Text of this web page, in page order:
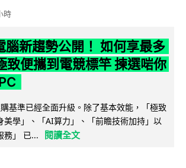
時
新趨勢公開！ 如何享最多
便攜到電競標竿 揀選啱你
基準已經全面升級。除了基本效能，「極致
美學」、「AI算力」、「前瞻技術加持」以
務」 已...
閱讀全文